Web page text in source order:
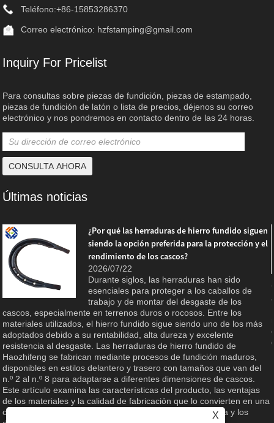
Teléfono:+86-15853286370
Correo electrónico: hzfstamping@gmail.com
Inquiry For Pricelist
Para consultas sobre piezas de fundición, piezas de estampado,
piezas de fundición de latón o lista de precios, déjenos su correo
electrónico y nos pondremos en contacto dentro de las 24 horas.
Últimas noticias
¿Por qué las herraduras de hierro fundido siguen
siendo la opción preferida para la protección y el
rendimiento de los cascos?
2026/07/22
Durante siglos, las herraduras han sido
esenciales para proteger a los caballos de
trabajo y de montar del desgaste de los
cascos, especialmente en terrenos duros o rocosos. Entre los
materiales utilizados, el hierro fundido sigue siendo uno de los más
adoptados debido a su rentabilidad, alta dureza y excelente
resistencia al desgaste. Las herraduras de hierro fundido de
Haozhifeng se fabrican mediante procesos de fundición maduros,
disponibles en estilos delantero y trasero con tamaños que van del
n.º 2 al n.º 8 para adaptarse a diferentes dimensiones de cascos.
Este artículo examina las características del producto, las ventajas
de los materiales y la calidad de fabricación que lo convierten en una
opción confiable para el cuidado de equinos, la agricultura y los
X